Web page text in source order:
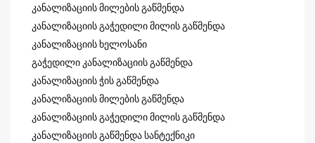
კანალიზაციის მილების გაწმენდა
კანალიზაციის გაჭედილი მილის გაწმენდა
კანალიზაციის ხელოსანი
გაჭედილი კანალიზაციის გაწმენდა
კანალიზაციის ჭის გაწმენდა
კანალიზაციის მილების გაწმენდა
კანალიზაციის გაჭედილი მილის გაწმენდა
კანალიზაციის გაწმენდა სანტექნიკი